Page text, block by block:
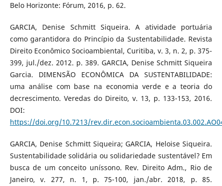
Belo Horizonte: Fórum, 2016, p. 62.
GARCIA, Denise Schmitt Siqueira. A atividade portuária
como garantidora do Princípio da Sustentabilidade. Revista
Direito Econômico Socioambiental, Curitiba, v. 3, n. 2, p. 375-
399, jul./dez. 2012. p. 389. GARCIA, Denise Schmitt Siqueira
Garcia. DIMENSÃO ECONÔMICA DA SUSTENTABILIDADE:
uma análise com base na economia verde e a teoria do
decrescimento. Veredas do Direito, v. 13, p. 133-153, 2016.
DOI:
https://doi.org/10.7213/
GARCIA, Denise Schmitt Siqueira; GARCIA, Heloise Siqueira.
Sustentabilidade solidária ou solidariedade sustentável? Em
busca de um conceito uníssono. Rev. Direito Adm., Rio de
Janeiro, v. 277, n. 1, p. 75-100, jan./abr. 2018, p. 85.